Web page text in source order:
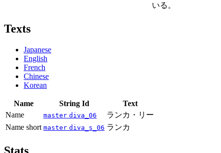
いる。
Texts
Japanese
English
French
Chinese
Korean
Name String Id
Text
Name
master diva_06
ランカ・リー
Name short master diva_s_06 ランカ